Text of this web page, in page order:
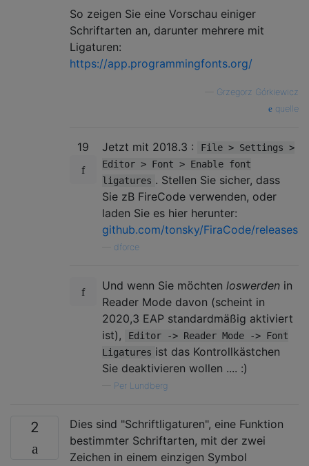
So zeigen Sie eine Vorschau einiger
Schriftarten an, darunter mehrere mit
Ligaturen:
https://app.programmingfonts.org/
Grzegorz Górkiewicz
quelle
19 Jetzt mit 2018.3 :
File > Settings >
Editor > Font > Enable font
ligatures . Stellen Sie sicher, dass
Sie zB FireCode verwenden, oder
laden Sie es hier herunter:
github.com/tonsky/FiraCode/releases
dforce
Und wenn Sie möchten loswerden in
Reader Mode davon (scheint in
2020,3 EAP standardmäßig aktiviert
ist),
Editor -> Reader Mode -> Font
Ligatures ist das Kontrollkästchen
Sie deaktivieren wollen .... :)
Per Lundberg
2
Dies sind "Schriftligaturen", eine Funktion
bestimmter Schriftarten, mit der zwei
Zeichen in einem einzigen Symbol